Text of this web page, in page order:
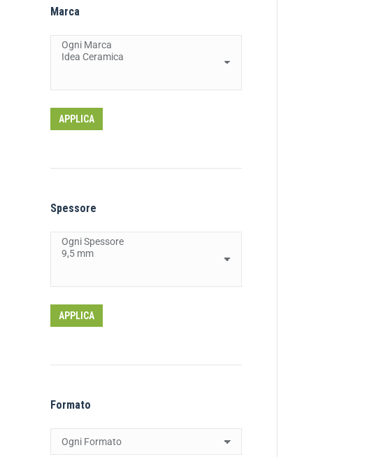
Marca
APPLICA
Spessore
APPLICA
Formato